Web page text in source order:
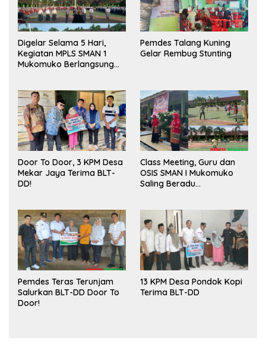
Digelar Selama 5 Hari,
Kegiatan MPLS SMAN 1
Mukomuko Berlangsung
Pemdes Talang Kuning
Gelar Rembug Stunting
Door To Door, 3 KPM Desa
Mekar Jaya Terima BLT-
DD!
Class Meeting, Guru dan
OSIS SMAN I Mukomuko
Saling Beradu
Pemdes Teras Terunjam
Salurkan BLT-DD Door To
Door!
13 KPM Desa Pondok Kopi
Terima BLT-DD